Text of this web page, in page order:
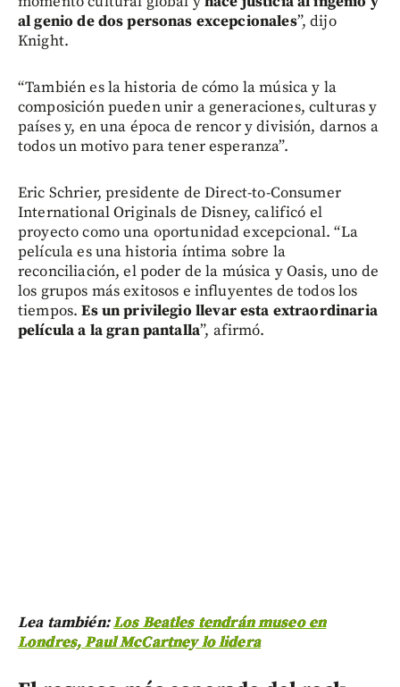
al genio de dos personas excepcionales”, dijo
Knight.
“También es la historia de cómo la música y la
composición pueden unir a generaciones, culturas y
países y, en una época de rencor y división, darnos a
todos un motivo para tener esperanza”.
Eric Schrier, presidente de Direct-to-Consumer
International Originals de Disney, calificó el
proyecto como una oportunidad excepcional. “La
película es una historia íntima sobre la
reconciliación, el poder de la música y Oasis, uno de
los grupos más exitosos e influyentes de todos los
tiempos.Es un privilegio llevar esta extraordinaria
película a la gran pantalla”, afirmó.
Lea también:Los Beatles tendrán museo en
Londres, Paul McCartney lo lidera